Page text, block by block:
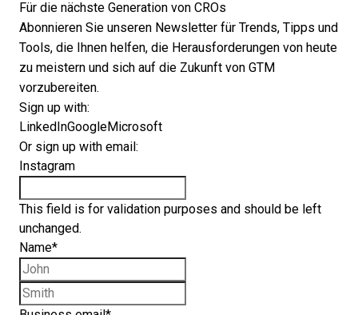
Für die nächste Generation von CROs
Abonnieren Sie unseren Newsletter für Trends, Tipps und
Tools, die Ihnen helfen, die Herausforderungen von heute
zu meistern und sich auf die Zukunft von GTM
vorzubereiten.
Sign up with:
LinkedInGoogleMicrosoft
Or sign up with email:
Instagram
This field is for validation purposes and should be left
unchanged.
Name*